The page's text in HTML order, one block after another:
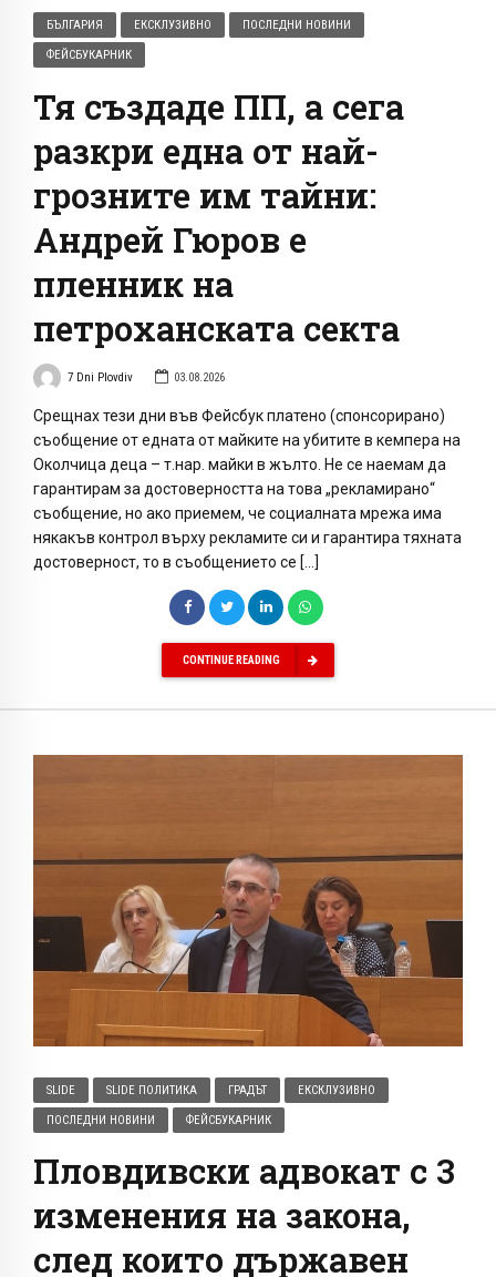
БЪЛГАРИЯ ЕКСКЛУЗИВНО ПОСЛЕДНИ НОВИНИ
ФЕЙСБУКАРНИК
Тя създаде ПП, а сега
разкри една от най-
грозните им тайни:
Андрей Гюров е
пленник на
петроханската секта
7 Dni Plovdiv 03.08.2026
Срещнах тези дни във Фейсбук платено (спонсорирано)
съобщение от едната от майките на убитите в кемпера на
Околчица деца – т.нар. майки в жълто. Не се наемам да
гарантирам за достоверността на това „рекламирано“
съобщение, но ако приемем, че социалната мрежа има
някакъв контрол върху рекламите си и гарантира тяхната
достоверност, то в съобщението се […]
CONTINUE READING
SLIDE SLIDE ПОЛИТИКА ГРАДЪТ ЕКСКЛУЗИВНО
ПОСЛЕДНИ НОВИНИ ФЕЙСБУКАРНИК
Пловдивски адвокат с 3
изменения на закона,
след които държавен